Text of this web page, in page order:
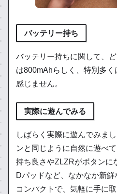
バッテリー持ち
バッテリー持ちに関して、
は800mAhらしく、特別多
感じません。
実際に遊んでみる
しばらく実際に遊んでみま
ンと同じように自然に遊べ
持ち良さやZLZRがボタンに
Dパッドなど、なかなか新
コンパクトで、気軽に手に